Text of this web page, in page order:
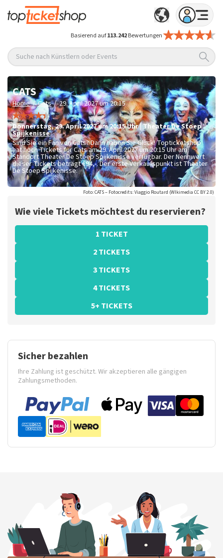
Basierend auf113.242Bewertungen
Suche nach Künstlern oder Events
CATS
Home / Cats / 29. April 2027 um 20:15
Donnerstag,29. April 2027 um 20:15Uhr|Theater De Stoep
Spijkenisse
Sind Sie ein Fan von Cats? Dann haben Sie Glück! Topticketshop
hat noch Tickets für Cats am 29. April 2027 um 20:15 Uhr am
Standort Theater De Stoep Spijkenisse verfügbar. Der Nennwert
dieser Tickets beträgt€94,-. Der erste Verkaufspunkt ist Theater
De Stoep Spijkenisse.
Foto: CATS – Fotocredits: Viaggio Routard (WIkimedia CC BY 2.0)
Wie viele Tickets möchtest du reservieren?
1 TICKET
2 TICKETS
3 TICKETS
4 TICKETS
5+ TICKETS
Sicher bezahlen
Ihre Zahlung ist geschützt. Wir akzeptieren alle gängigen
Zahlungsmethoden.